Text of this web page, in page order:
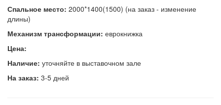
Спальное место: 2000*1400(1500) (на заказ - изменение
длины)
Механизм трансформации: еврокнижка
Цена:
Наличие: уточняйте в выставочном зале
На заказ: 3-5 дней